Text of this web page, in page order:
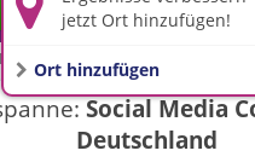
jetzt Ort hinzufügen!
Ort hinzufügen
Media Consultant
Social Media
Deutschland